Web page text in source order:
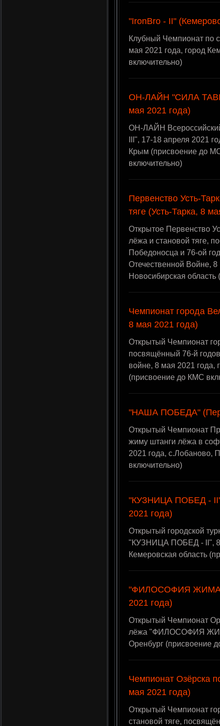
"IronBro - II"
Клубный Чемпионат по
мая 2021 года, город
включительно)
ОН-ЛАЙН "СИЛА
мая 2021 года)
ОН-ЛАЙН
III", 17-18 апреля 2021
Крым (присвоение до
включительно)
Первенство Усть-
тяге (Усть-Тарка, 8
Открытое Первенство
лёжа и становой тяге,
Победоносца и 76-ой
Отечественной Войне, 8
Новосибирская
Чемпионат города
8 мая 2021 года)
Открытый Чемпионат
посвящённый 76-й
войне, 8 мая 2021 года,
(присвоение до КМС
"НАША ПОБЕДА"
Открытый Чемпионат
жиму штанги лёжа в
2021 года, с.Лобаново,
включительно)
"КУЗНИЦА ПОБЕД - II"
2021 года)
Открытый городской
"КУЗНИЦА ПОБЕД - II", 8-
Кемеровская область
"ФИЛОСОФИЯ ЖИМА -
2021 года)
Открытый Чемпионат
лёжа "ФИЛОСОФИЯ
Оренбург (присвоение
Чемпионат Озёрска
мая 2021 года)
Открытый Чемпионат
становой тяге,